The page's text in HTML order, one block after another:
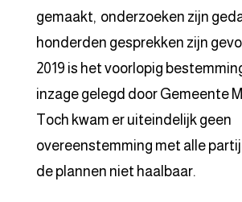
gemaakt, onderzoeken zijn
honderden gesprekken zijn
2019 is het voorlopig
inzage gelegd door Gemeente
Toch kwam er uiteindelijk geen
overeenstemming met alle
de plannen niet haalbaar.